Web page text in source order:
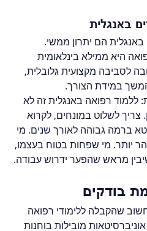
באנגלית
הם יתרון ממשי.
היא ממילא בינלאומית
לסביבה מקצועית גלובלית,
במידת הצורך.
רפואה באנגלית זה לא
צריך לשלוט במונחים, לקרוא
ברמה גבוהה לאורך שנים. מי
יותר. מי שפחות בטוח בעצמו,
מראש שהפער ידרוש עבודה.
בודקים
שהקבלה ללימודי רפואה
מובילות בוחנות